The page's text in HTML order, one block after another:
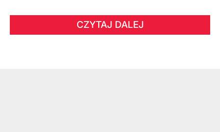
CZYTAJ DALEJ